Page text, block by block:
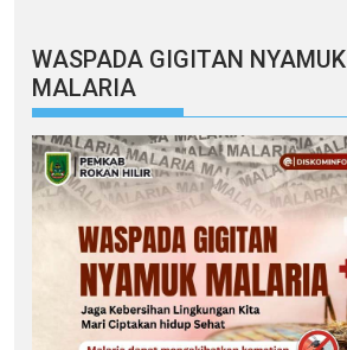
WASPADA GIGITAN NYAMUK
MALARIA